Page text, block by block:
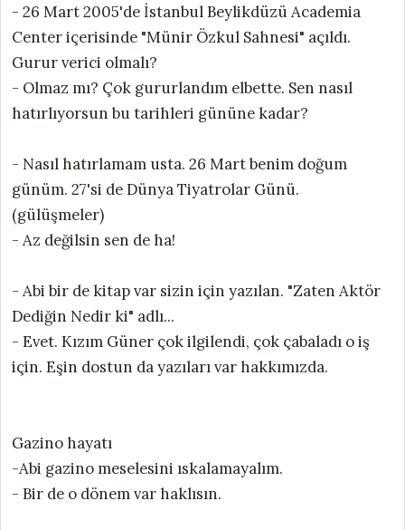
- 26 Mart 2005'de İstanbul Beylikdüzü Academia
Center içerisinde "Münir Özkul Sahnesi" açıldı.
Gurur verici olmalı?
- Olmaz mı? Çok gururlandım elbette. Sen nasıl
hatırlıyorsun bu tarihleri gününe kadar?
- Nasıl hatırlamam usta. 26 Mart benim doğum
günüm. 27'si de Dünya Tiyatrolar Günü.
(gülüşmeler)
- Az değilsin sen de ha!
- Abi bir de kitap var sizin için yazılan. "Zaten Aktör
Dediğin Nedir ki" adlı...
- Evet. Kızım Güner çok ilgilendi, çok çabaladı o iş
için. Eşin dostun da yazıları var hakkımızda.
Gazino hayatı
-Abi gazino meselesini ıskalamayalım.
- Bir de o dönem var haklısın.